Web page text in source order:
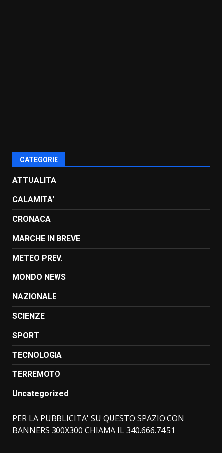
CATEGORIE
ATTUALITA
CALAMITA'
CRONACA
MARCHE IN BREVE
METEO PREV.
MONDO NEWS
NAZIONALE
SCIENZE
SPORT
TECNOLOGIA
TERREMOTO
Uncategorized
PER LA PUBBLICITA' SU QUESTO SPAZIO CON
BANNERS 300X300 CHIAMA IL 340.666.74.51